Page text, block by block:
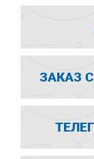
ЗАКАЗ